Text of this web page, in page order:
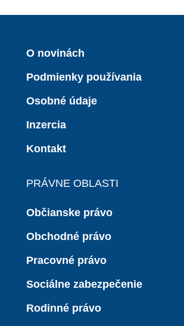
O novinách
Podmienky používania
Osobné údaje
Inzercia
Kontakt
PRÁVNE OBLASTI
Občianske právo
Obchodné právo
Pracovné právo
Sociálne zabezpečenie
Rodinné právo